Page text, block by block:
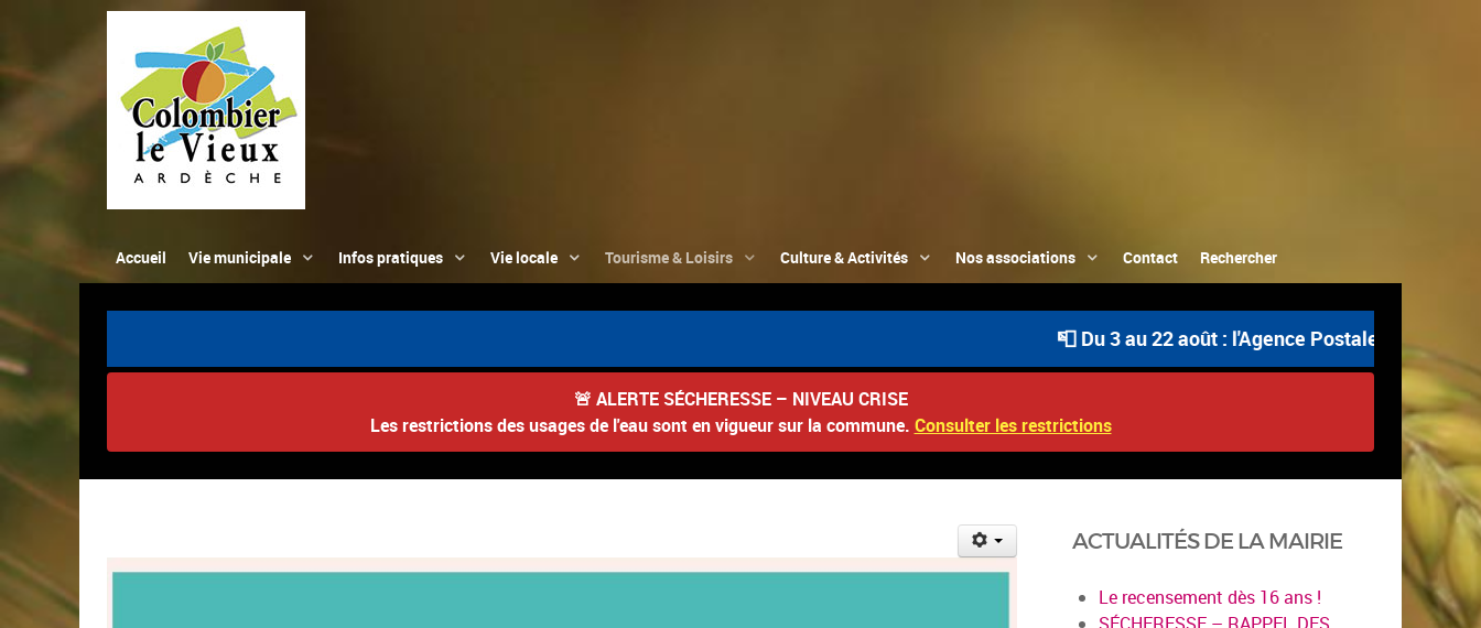
Accueil Vie municipale Infos pratiques Vie locale Tourisme & Loisirs Culture & Activités Nos associations Contact Rechercher
📮 Du 3 au 22 août : l'Agence Postale Communale
🚨 ALERTE SÉCHERESSE – NIVEAU CRISE
Les restrictions des usages de l'eau sont en vigueur sur la commune. Consulter les restrictions
ACTUALITÉS DE LA MAIRIE
Le recensement dès 16 ans !